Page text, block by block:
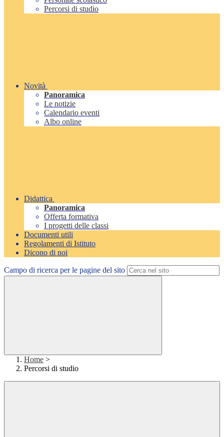
Percorsi di studio
Novità
Panoramica
Le notizie
Calendario eventi
Albo online
Didattica
Panoramica
Offerta formativa
I progetti delle classi
Documenti utili
Regolamenti di Istituto
Dicono di noi
Campo di ricerca per le pagine del sito
Home >
Percorsi di studio